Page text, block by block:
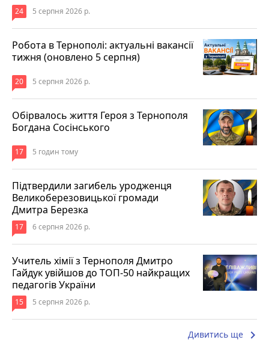
24 5 серпня 2026 р.
Робота в Тернополі: актуальні вакансії
тижня (оновлено 5 серпня)
20 5 серпня 2026 р.
Обірвалось життя Героя з Тернополя
Богдана Сосінського
17 5 годин тому
Підтвердили загибель уродженця
Великоберезовицької громади
Дмитра Березка
17 6 серпня 2026 р.
Учитель хімії з Тернополя Дмитро
Гайдук увійшов до ТОП-50 найкращих
педагогів України
15 5 серпня 2026 р.
Дивитись ще keyboard_arrow_right